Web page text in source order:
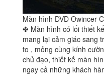
Màn hình DVD Owincer
✤ Màn hình có lối thiết
mang lại cảm giác sang
to , mỏng cùng kính
chủ đạo, thiết kế màn
ngay cả những khách